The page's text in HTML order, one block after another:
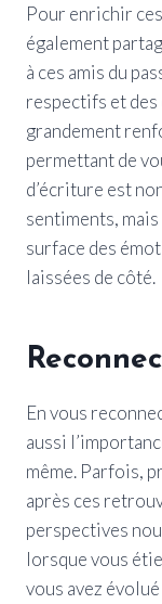
Pour enrichir
également
à ces amis du
respectifs et
grandement
permettant de
d’écriture est
sentiments,
surface des
laissées de côté.
En vous
aussi
même. Parfois,
après ces
perspectives
lorsque vous
vous avez